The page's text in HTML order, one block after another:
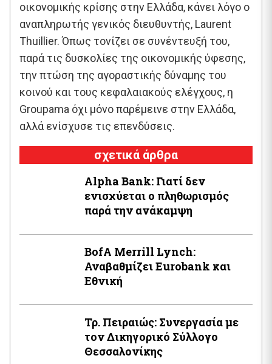
οικονομικής κρίσης στην Ελλάδα, κάνει λόγο ο
αναπληρωτής γενικός διευθυντής, Laurent
Thuillier. Όπως τονίζει σε συνέντευξή του,
παρά τις δυσκολίες της οικονομικής ύφεσης,
την πτώση της αγοραστικής δύναμης του
κοινού και τους κεφαλαιακούς ελέγχους, η
Groupama όχι μόνο παρέμεινε στην Ελλάδα,
αλλά ενίσχυσε τις επενδύσεις.
σχετικά άρθρα
Alpha Bank: Γιατί δεν
ενισχύεται ο πληθωρισμός
παρά την ανάκαμψη
BofA Μerrill Lynch:
Αναβαθμίζει Eurobank και
Εθνική
Τρ. Πειραιώς: Συνεργασία με
τον Δικηγορικό Σύλλογο
Θεσσαλονίκης